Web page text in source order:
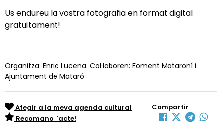
Us endureu la vostra fotografia en format digital
gratuïtament!
Organitza: Enric Lucena. Col·laboren: Foment Mataroní i
Ajuntament de Mataró
Afegir a la meva agenda cultural
Recomano l'acte!
Compartir